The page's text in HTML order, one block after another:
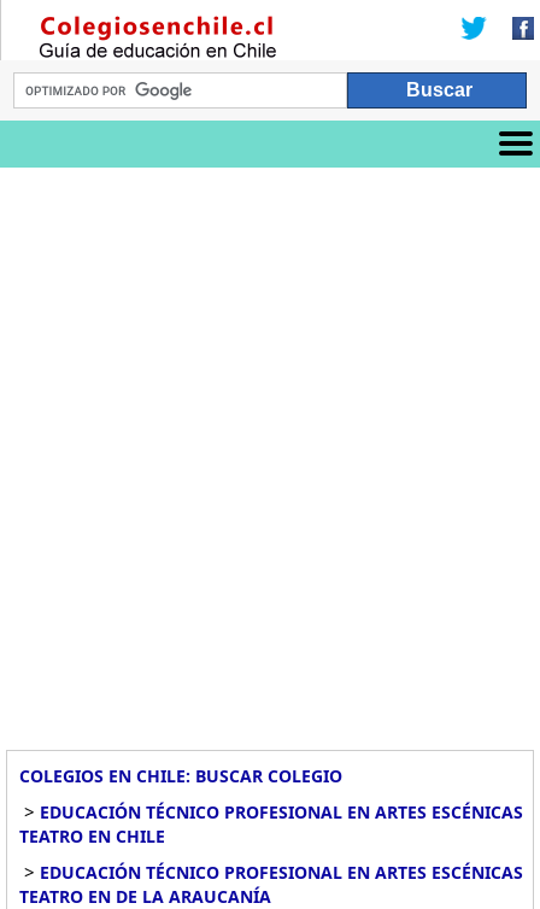
COLEGIOS EN CHILE: BUSCAR COLEGIO
> EDUCACIÓN TÉCNICO PROFESIONAL EN ARTES ESCÉNICAS
TEATRO EN CHILE
> EDUCACIÓN TÉCNICO PROFESIONAL EN ARTES ESCÉNICAS
TEATRO EN DE LA ARAUCANÍA